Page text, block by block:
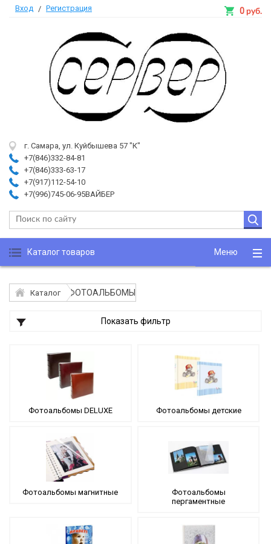
Вход / Регистрация
г. Самара, ул. Куйбышева 57 "К"
+7(846)332-84-81
+7(846)333-63-17
+7(917)112-54-10
+7(996)745-06-95ВАЙБЕР
0 руб.
Каталог товаров Меню
Каталог ФОТОАЛЬБОМЫ
Показать фильтр
Фотоальбомы DELUXE Фотоальбомы детские
Фотоальбомы магнитные
Фотоальбомы
пергаментные